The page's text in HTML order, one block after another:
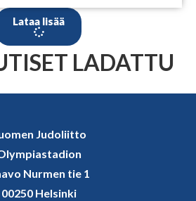
Lataa lisää
LADATTU
Judoliitto
Nurmen tie 1
00250 Helsinki